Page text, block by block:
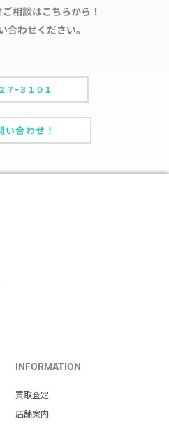
相談はこちらから！
合わせください。
７ｰ３１０１
合わせ！
INFORMATION
買取査定
店舗案内